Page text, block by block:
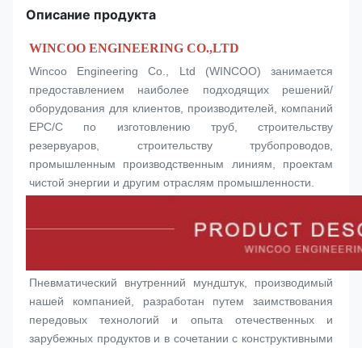
Описание продукта
WINCOO ENGINEERING CO.,LTD
Wincoo Engineering Co., Ltd (WINCOO) занимается
предоставлением наиболее подходящих решений/
оборудования для клиентов, производителей, компаний
EPC/C по изготовлению труб, строительству
резервуаров, строительству трубопроводов,
промышленным производственным линиям, проектам
чистой энергии и другим отраслям промышленности.
Пневматический внутренний мундштук, производимый
нашей компанией, разработан путем заимствования
передовых технологий и опыта отечественных и
зарубежных продуктов и в сочетании с конструктивными